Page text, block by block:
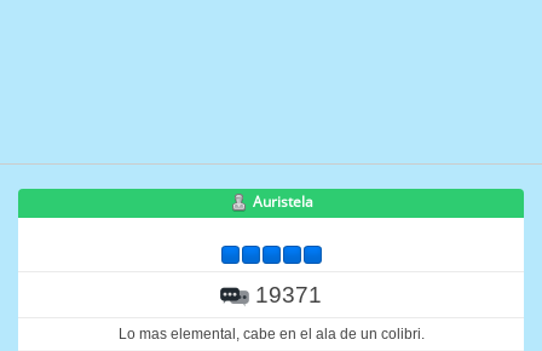
Auristela
19371
Lo mas elemental, cabe en el ala de un colibri.